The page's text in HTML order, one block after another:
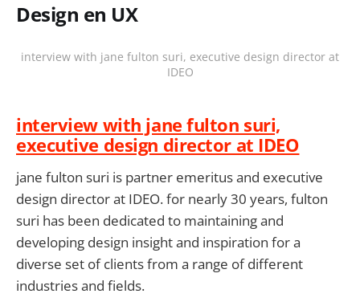
Design en UX
interview with jane fulton suri, executive design director at
IDEO
interview with jane fulton suri,
executive design director at IDEO
jane fulton suri is partner emeritus and executive
design director at IDEO. for nearly 30 years, fulton
suri has been dedicated to maintaining and
developing design insight and inspiration for a
diverse set of clients from a range of different
industries and fields.